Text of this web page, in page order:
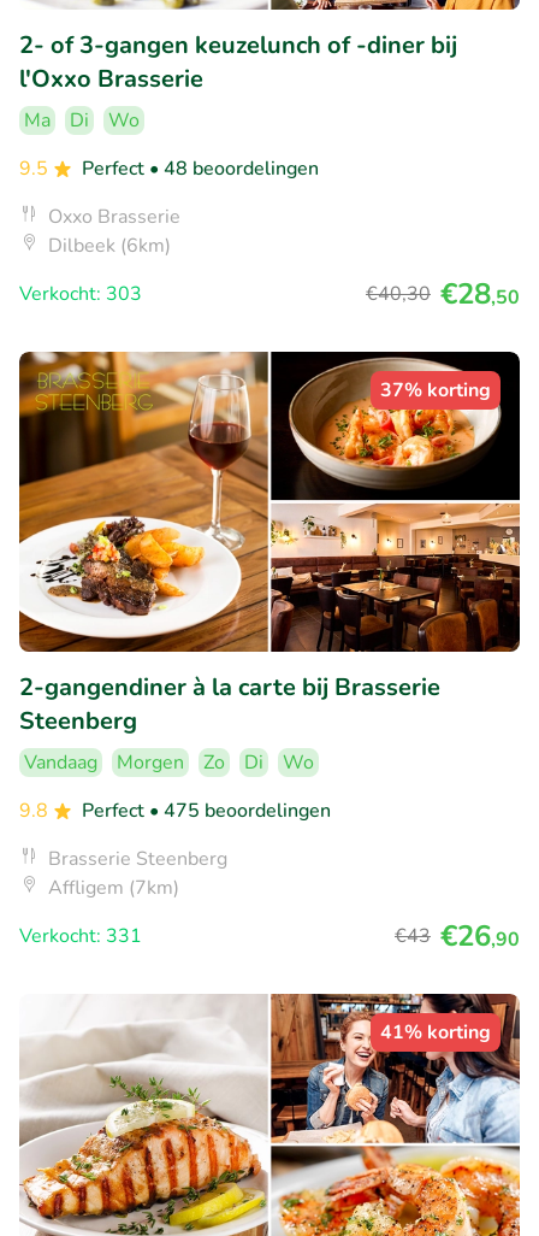
2- of 3-gangen keuzelunch of -diner bij
l'Oxxo Brasserie
Ma Di
Wo
9.5
Perfect • 48 beoordelingen
Oxxo Brasserie
Dilbeek (6km)
Verkocht: 303
€40,30 €28,50
37% korting
2-gangendiner à la carte bij Brasserie
Steenberg
Vandaag Morgen Zo Di
Wo
9.8
Perfect • 475 beoordelingen
Brasserie Steenberg
Affligem (7km)
Verkocht: 331
€43 €26,90
41% korting